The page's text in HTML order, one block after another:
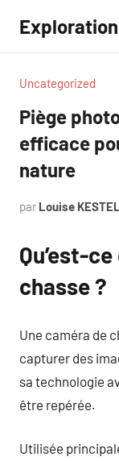
contenu
Uncategorized
Piège
efficace
nature
par Louise
Qu’est-
chasse ?
Une caméra de
capturer des
sa technologie
être repérée.
Utilisée